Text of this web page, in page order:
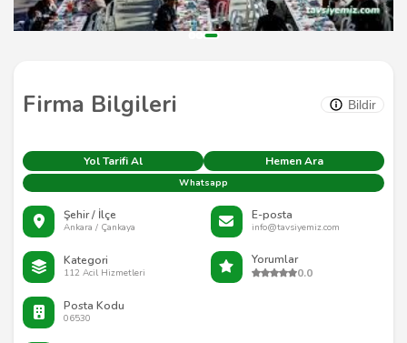
Firma Bilgileri Bildir
Yol Tarifi Al Hemen Ara
Whatsapp
Şehir / İlçe
Ankara / Çankaya
E-posta
info@tavsiyemiz.com
Kategori
112 Acil Hizmetleri
Yorumlar
0.0
Posta Kodu
06530